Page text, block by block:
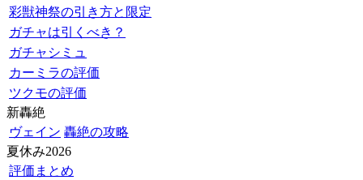
彩獣神祭の引き方と限定
ガチャは引くべき？
ガチャシミュ
カーミラの評価
ツクモの評価
新轟絶
ヴェイン 轟絶の攻略
夏休み2026
評価まとめ